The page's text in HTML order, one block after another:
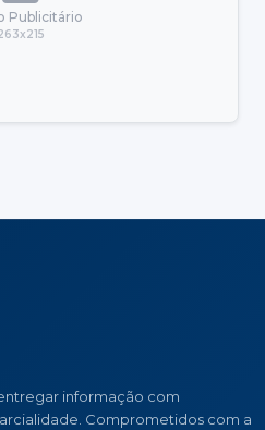
Publicitário
informação com
Comprometidos com a